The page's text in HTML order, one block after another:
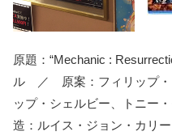
原題：“Mechanic :
ル ／ 原案：フィリップ
ップ・シェルビー、トニ
造：ルイス・ジョン・カ